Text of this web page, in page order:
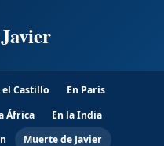
el Castillo
En París
África
En la India
Muerte de Javier